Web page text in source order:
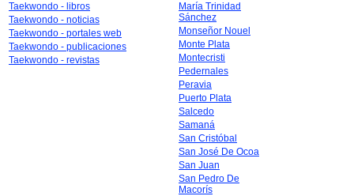
Taekwondo - libros
Taekwondo - noticias
Taekwondo - portales web
Taekwondo - publicaciones
Taekwondo - revistas
María Trinidad
Sánchez
Monseñor Nouel
Monte Plata
Montecristi
Pedernales
Peravia
Puerto Plata
Salcedo
Samaná
San Cristóbal
San José De Ocoa
San Juan
San Pedro De
Macorís